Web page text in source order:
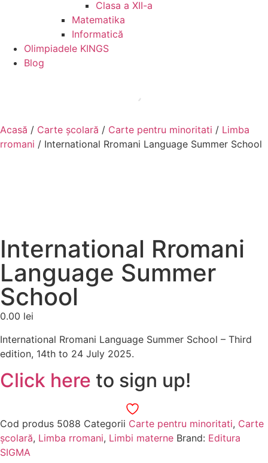
Clasa a XII-a
Matematika
Informatică
Olimpiadele KINGS
Blog
Acasă / Carte școlară / Carte pentru minoritati / Limba
rromani / International Rromani Language Summer School
International Rromani
Language Summer
School
0.00 lei
International Rromani Language Summer School – Third
edition, 14th to 24 July 2025.
Click here to sign up!
Cod produs 5088 Categorii Carte pentru minoritati, Carte
școlară, Limba rromani, Limbi materne Brand: Editura
SIGMA